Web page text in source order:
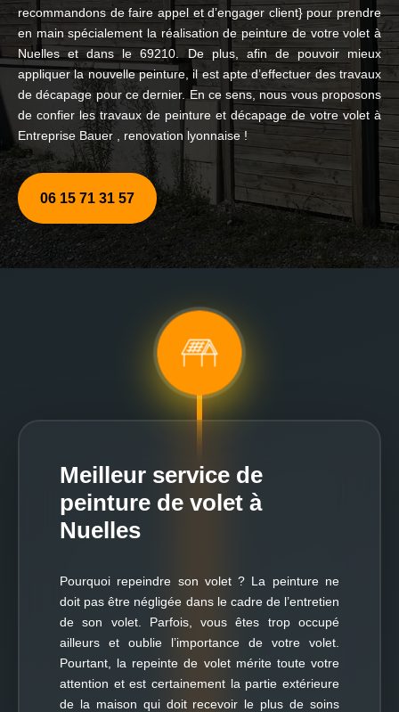
recommandons de faire appel et d’engager client} pour prendre
en main spécialement la réalisation de peinture de votre volet à
Nuelles et dans le 69210. De plus, afin de pouvoir mieux
appliquer la nouvelle peinture, il est apte d’effectuer des travaux
de décapage pour ce dernier. En ce sens, nous vous proposons
de confier les travaux de peinture et décapage de votre volet à
Entreprise Bauer , renovation lyonnaise !
06 15 71 31 57
Meilleur service de
peinture de volet à
Nuelles
Pourquoi repeindre son volet ? La peinture ne
doit pas être négligée dans le cadre de l’entretien
de son volet. Parfois, vous êtes trop occupé
ailleurs et oublie l’importance de votre volet.
Pourtant, la repeinte de volet mérite toute votre
attention et est certainement la partie extérieure
de la maison qui doit recevoir le plus de soins